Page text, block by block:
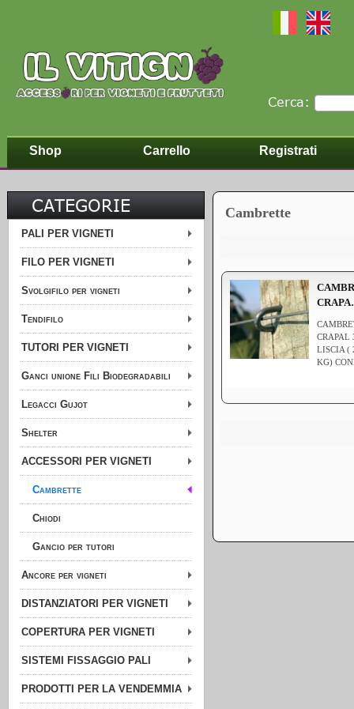
Cerca:
Shop Carrello Registrati
CATEGORIE
PALI PER VIGNETI
FILO PER VIGNETI
Svolgifilo per vigneti
Tendifilo
TUTORI PER VIGNETI
Ganci unione Fili Biodegradabili
Legacci Gujot
Shelter
ACCESSORI PER VIGNETI
Cambrette
Chiodi
Gancio per tutori
Ancore per vigneti
DISTANZIATORI PER VIGNETI
COPERTURA PER VIGNETI
SISTEMI FISSAGGIO PALI
PRODOTTI PER LA VENDEMMIA
Cambrette
CRAPAL
LISCIA (
KG)